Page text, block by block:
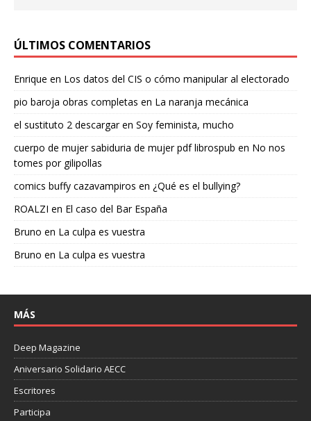
ÚLTIMOS COMENTARIOS
Enrique en Los datos del CIS o cómo manipular al electorado
pio baroja obras completas en La naranja mecánica
el sustituto 2 descargaren Soy feminista, mucho
cuerpo de mujer sabiduria de mujer pdf librospub en No nos
tomes por gilipollas
comics buffy cazavampiros en ¿Qué es el bullying?
ROALZI en El caso del Bar España
Bruno en La culpa es vuestra
Bruno en La culpa es vuestra
MÁS
Deep Magazine
Aniversario Solidario AECC
Escritores
Participa